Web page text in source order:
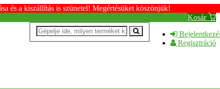
és a kiszállítás is szünetel! Megértésüket köszönjük!
Kosár
Regisztráció